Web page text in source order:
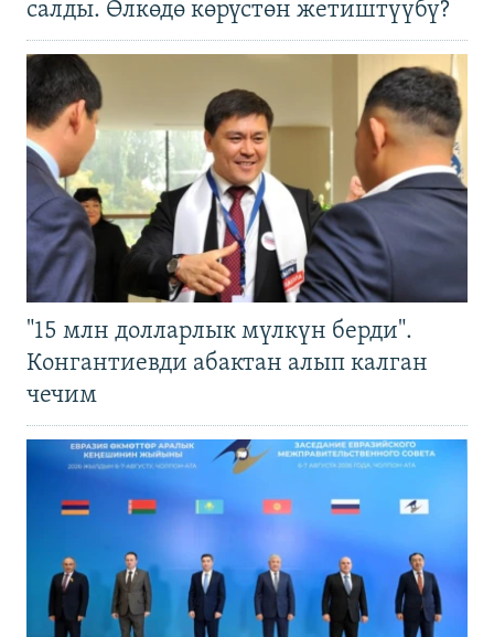
салды. Өлкөдө көрүстөн жетиштүүбү?
"15 млн долларлык мүлкүн берди".
Конгантиевди абактан алып калган
чечим